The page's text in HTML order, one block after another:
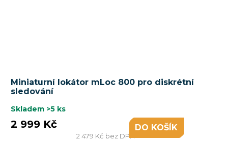
Miniaturní lokátor mLoc 800 pro diskrétní
sledování
Skladem >5 ks
2 479 Kč bez DPH
2 999 Kč DO KOŠÍKU